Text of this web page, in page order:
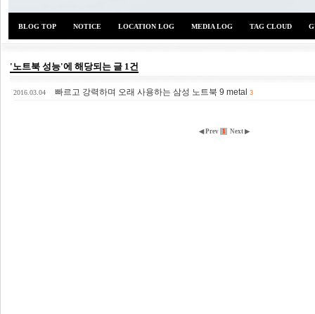
BLOG TOP NOTICE LOCATION LOG MEDIA LOG TAG CLOUD
'노트북 성능'에 해당되는 글 1건
2016.03.04 빠르고 강력하며 오래 사용하는 삼성 노트북 9 metal 3
◀ Prev 1 Next ▶